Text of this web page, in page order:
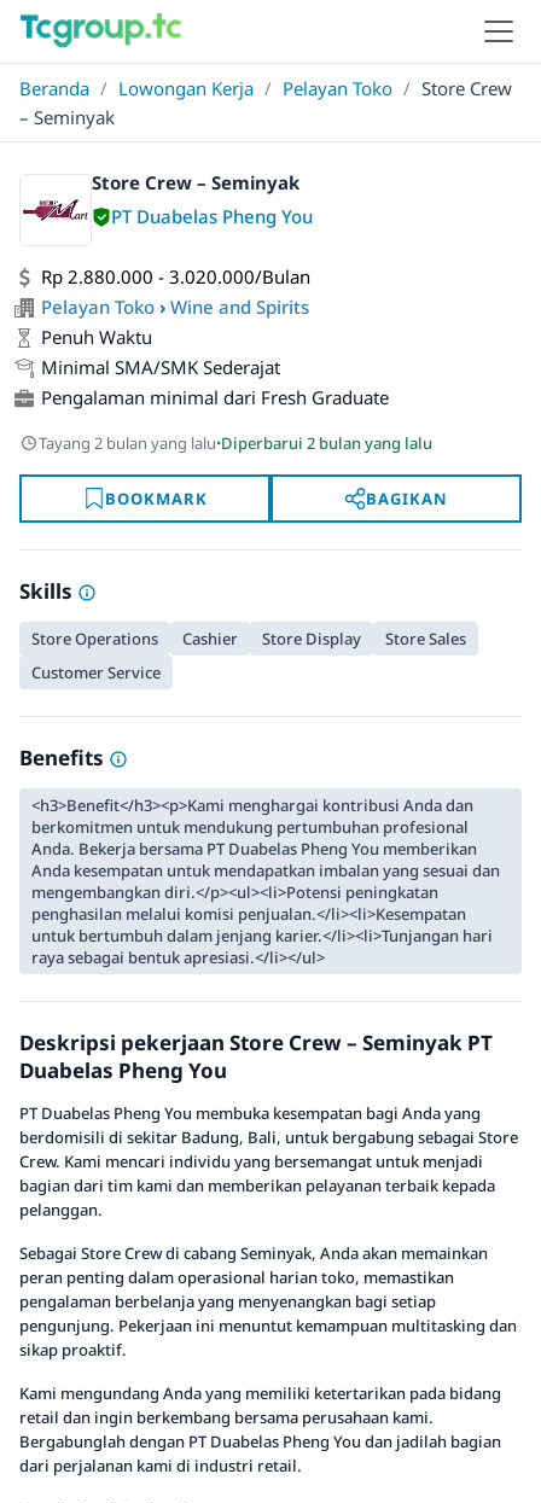
Beranda / Lowongan Kerja / Pelayan Toko / Store Crew
– Seminyak
Store Crew – Seminyak
PT Duabelas Pheng You
Rp 2.880.000 - 3.020.000/Bulan
Pelayan Toko › Wine and Spirits
Penuh Waktu
Minimal SMA/SMK Sederajat
Pengalaman minimal dari Fresh Graduate
Tayang 2 bulan yang lalu·Diperbarui 2 bulan yang lalu
BOOKMARK BAGIKAN
Skills
Store Operations Cashier Store Display
Store Sales
Customer Service
Benefits
<h3>Benefit</h3><p>Kami menghargai kontribusi Anda dan
berkomitmen untuk mendukung pertumbuhan profesional
Anda. Bekerja bersama PT Duabelas Pheng You memberikan
Anda kesempatan untuk mendapatkan imbalan yang sesuai dan
mengembangkan diri.</p><ul><li>Potensi peningkatan
penghasilan melalui komisi penjualan.</li><li>Kesempatan
untuk bertumbuh dalam jenjang karier.</li><li>Tunjangan hari
raya sebagai bentuk apresiasi.</li></ul>
Deskripsi pekerjaan Store Crew – Seminyak PT
Duabelas Pheng You
PT Duabelas Pheng You membuka kesempatan bagi Anda yang
berdomisili di sekitar Badung, Bali, untuk bergabung sebagai Store
Crew. Kami mencari individu yang bersemangat untuk menjadi
bagian dari tim kami dan memberikan pelayanan terbaik kepada
pelanggan.
Sebagai Store Crew di cabang Seminyak, Anda akan memainkan
peran penting dalam operasional harian toko, memastikan
pengalaman berbelanja yang menyenangkan bagi setiap
pengunjung. Pekerjaan ini menuntut kemampuan multitasking dan
sikap proaktif.
Kami mengundang Anda yang memiliki ketertarikan pada bidang
retail dan ingin berkembang bersama perusahaan kami.
Bergabunglah dengan PT Duabelas Pheng You dan jadilah bagian
dari perjalanan kami di industri retail.